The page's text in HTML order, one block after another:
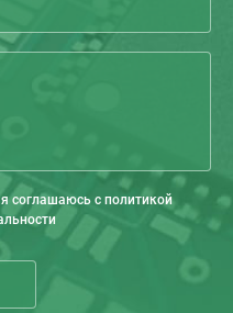
соглашаюсь с политикой